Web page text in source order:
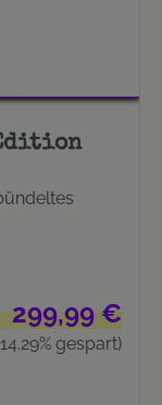
299,99 €
gespart)